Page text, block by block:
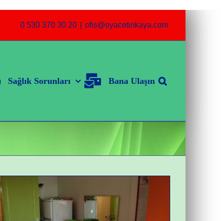
0 530 370 30 20 ofis@oyacetinkaya.com
Sağlık Sorunları Bana Ulaşın